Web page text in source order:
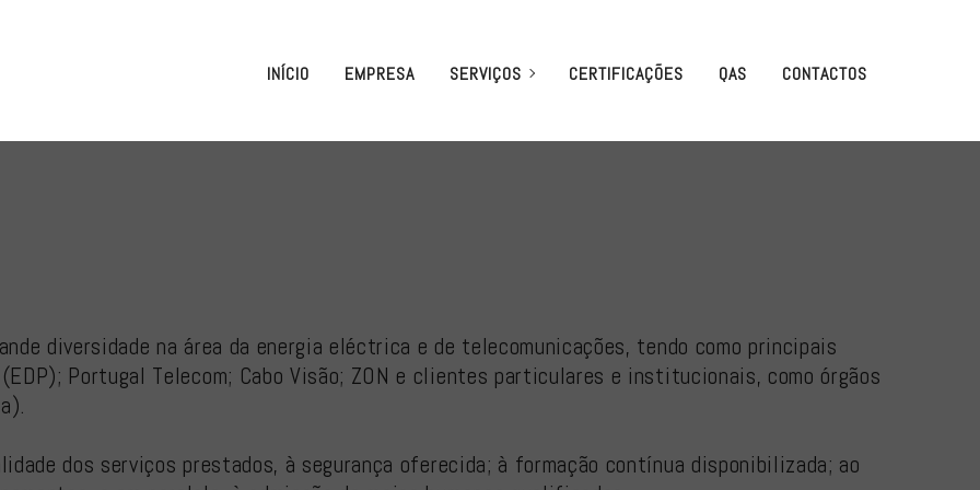
INÍCIO EMPRESA SERVIÇOS CERTIFICAÇÕES QAS CONTACTOS
diversidade na área da energia eléctrica e de telecomunicações, tendo como principais
Portugal Telecom; Cabo Visão; ZON e clientes particulares e institucionais, como órgãos
dos serviços prestados, à segurança oferecida; à formação contínua disponibilizada; ao